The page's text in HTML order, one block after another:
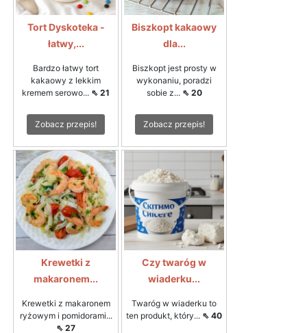
Tort Dyskoteka -
łatwy,...
Bardzo łatwy tort
kakaowy z lekkim
kremem serowo... ⇖ 21
Zobacz przepis!
Biszkopt kakaowy
dla...
Biszkopt jest prosty w
wykonaniu, poradzi
sobie z... ⇖ 20
Zobacz przepis!
Krewetki z
makaronem...
Krewetki z makaronem
ryżowym i pomidorami...
⇖ 27
Czy twaróg w
wiaderku...
Twaróg w wiaderku to
ten produkt, który... ⇖ 40